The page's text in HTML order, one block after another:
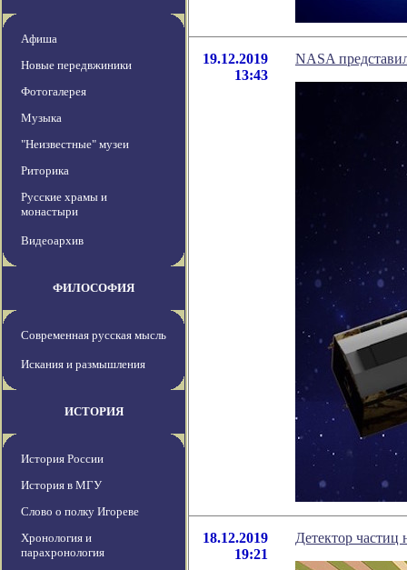
Афиша
Новые передвжиники
Фотогалерея
Музыка
"Неизвестные" музеи
Риторика
Русские храмы и
монастыри
Видеоархив
ФИЛОСОФИЯ
Современная русская мысль
Искания и размышления
ИСТОРИЯ
История России
История в МГУ
Слово о полку Игореве
Хронология и
парахронология
19.12.2019
13:43
NASA
18.12.2019
19:21
Детектор частиц